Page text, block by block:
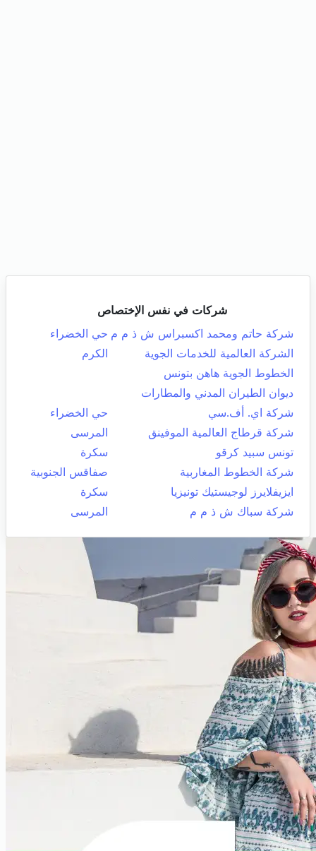
شركات في نفس الإختصاص
شركة حاتم ومحمد اكسبراس ش ذ م م حي الخضراء
الشركة العالمية للخدمات الجوية
الكرم
الخطوط الجوية هاهن بتونس
ديوان الطيران المدني والمطارات
شركة اي. أف.سي
حي الخضراء
شركة قرطاج العالمية الموفينق
المرسى
تونس سبيد كرقو
سكرة
شركة الخطوط المغاربية
صفاقس الجنوبية
ايزيفلايرز لوجيستيك تونيزيا
سكرة
شركة سباك ش ذ م م
المرسى